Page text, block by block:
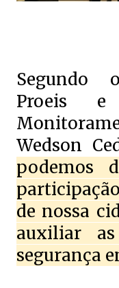
Segundo
Proeis
Wedson
podemos
de nossa
auxiliar
segurança